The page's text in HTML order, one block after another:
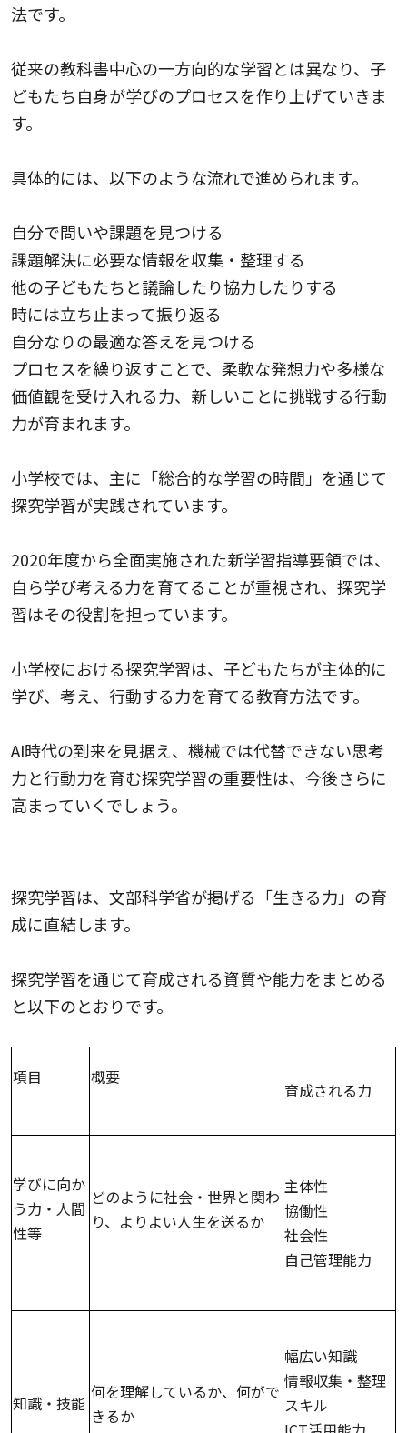
法です。
従来の教科書中心の一方向的な学習とは異なり、子
どもたち自身が学びのプロセスを作り上げていきま
す。
具体的には、以下のような流れで進められます。
自分で問いや課題を見つける
課題解決に必要な情報を収集・整理する
他の子どもたちと議論したり協力したりする
時には立ち止まって振り返る
自分なりの最適な答えを見つける
プロセスを繰り返すことで、柔軟な発想力や多様な
価値観を受け入れる力、新しいことに挑戦する行動
力が育まれます。
小学校では、主に「総合的な学習の時間」を通じて
探究学習が実践されています。
2020年度から全面実施された新学習指導要領では、
自ら学び考える力を育てることが重視され、探究学
習はその役割を担っています。
小学校における探究学習は、子どもたちが主体的に
学び、考え、行動する力を育てる教育方法です。
AI時代の到来を見据え、機械では代替できない思考
力と行動力を育む探究学習の重要性は、今後さらに
高まっていくでしょう。
探究学習は、文部科学省が掲げる「生きる力」の育
成に直結します。
探究学習を通じて育成される資質や能力をまとめる
と以下のとおりです。
項目 概要
育成される力
学びに向か
う力・人間
性等
どのように社会・世界と関わ
り、よりよい人生を送るか
主体性
協働性
社会性
自己管理能力
知識・技能
何を理解しているか、何がで
きるか
幅広い知識
情報収集・整理
スキル